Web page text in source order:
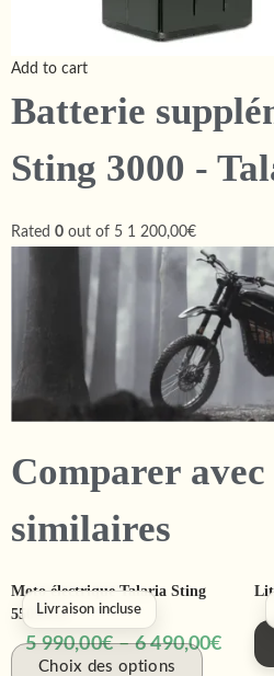
Add to cart
Batterie
Sting 3000 -
Rated 0 out of 5 1 200,00€
Comparer avec
similaires
Livraison incluse
Moto électrique Talaria Sting
5500 Pro
5 990,00€–6 490,00€
Choix des options